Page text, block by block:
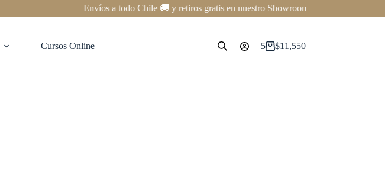
Envíos a todo Chile 🚚 y retiros gratis en nuestro Showroom en Providencia ✨ |
Cursos Online
Carro
$11,550
5